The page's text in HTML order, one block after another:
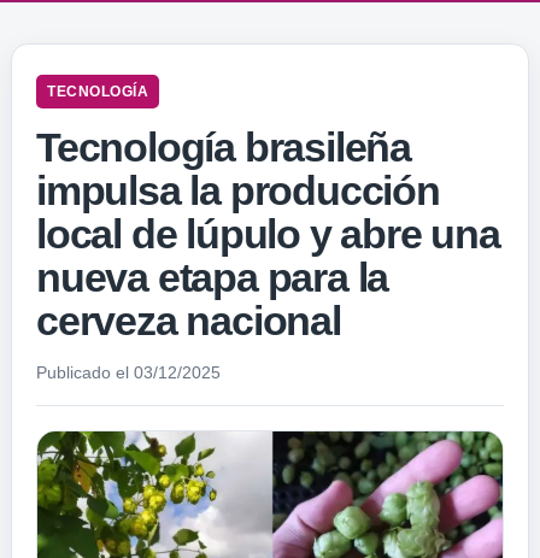
TECNOLOGÍA
Tecnología brasileña
impulsa la producción
local de lúpulo y abre una
nueva etapa para la
cerveza nacional
Publicado el 03/12/2025